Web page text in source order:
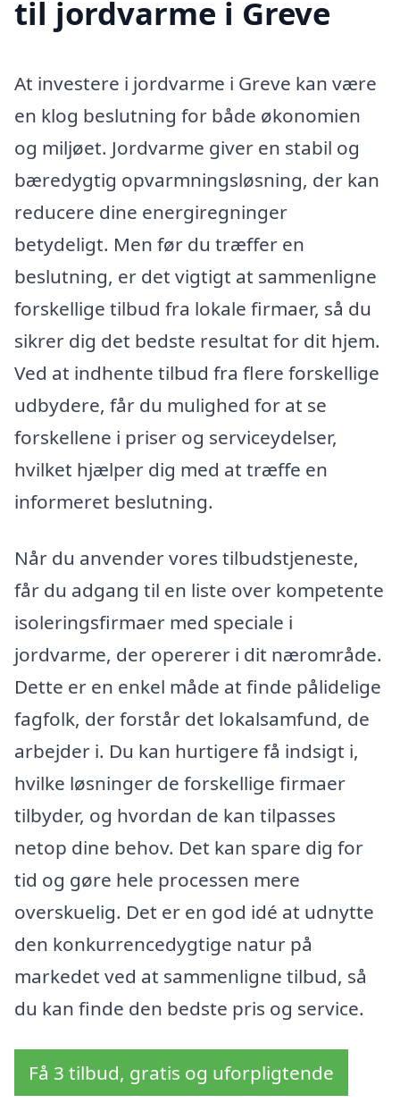
til jordvarme i Greve
At investere i jordvarme i Greve kan være
en klog beslutning for både økonomien
og miljøet. Jordvarme giver en stabil og
bæredygtig opvarmningsløsning, der kan
reducere dine energiregninger
betydeligt. Men før du træffer en
beslutning, er det vigtigt at sammenligne
forskellige tilbud fra lokale firmaer, så du
sikrer dig det bedste resultat for dit hjem.
Ved at indhente tilbud fra flere forskellige
udbydere, får du mulighed for at se
forskellene i priser og serviceydelser,
hvilket hjælper dig med at træffe en
informeret beslutning.
Når du anvender vores tilbudstjeneste,
får du adgang til en liste over kompetente
isoleringsfirmaer med speciale i
jordvarme, der opererer i dit nærområde.
Dette er en enkel måde at finde pålidelige
fagfolk, der forstår det lokalsamfund, de
arbejder i. Du kan hurtigere få indsigt i,
hvilke løsninger de forskellige firmaer
tilbyder, og hvordan de kan tilpasses
netop dine behov. Det kan spare dig for
tid og gøre hele processen mere
overskuelig. Det er en god idé at udnytte
den konkurrencedygtige natur på
markedet ved at sammenligne tilbud, så
du kan finde den bedste pris og service.
Få 3 tilbud, gratis og uforpligtende